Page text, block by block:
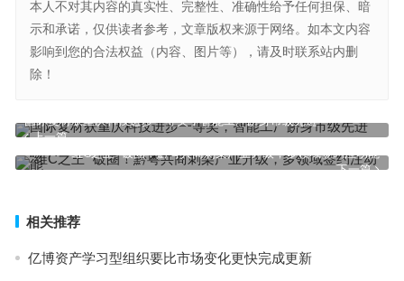
本人不对其内容的真实性、完整性、准确性给予任何担保、暗
示和承诺，仅供读者参考，文章版权来源于网络。如本文内容
影响到您的合法权益（内容、图片等），请及时联系站内删
除！
上一篇
国际复材获重庆科技进步一等奖，智能工厂跻身市级先进
下一篇
“维C之王” 破圈！黔粤共商刺梨产业升级，多领域签约注动能
相关推荐
亿博资产学习型组织要比市场变化更快完成更新